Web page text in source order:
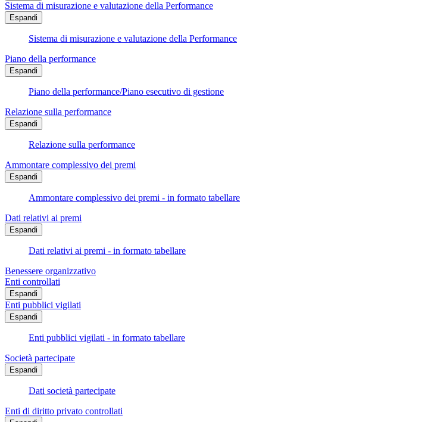
Sistema di misurazione e valutazione della Performance
Espandi
Sistema di misurazione e valutazione della Performance
Piano della performance
Espandi
Piano della performance/Piano esecutivo di gestione
Relazione sulla performance
Espandi
Relazione sulla performance
Ammontare complessivo dei premi
Espandi
Ammontare complessivo dei premi - in formato tabellare
Dati relativi ai premi
Espandi
Dati relativi ai premi - in formato tabellare
Benessere organizzativo
Enti controllati
Espandi
Enti pubblici vigilati
Espandi
Enti pubblici vigilati - in formato tabellare
Società partecipate
Espandi
Dati società partecipate
Enti di diritto privato controllati